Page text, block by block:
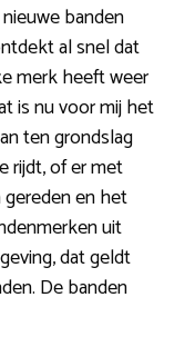
banden
al snel dat
merk heeft weer
is nu voor mij het
ten grondslag
rijdt, of er met
en het
uit
dat geldt
De banden